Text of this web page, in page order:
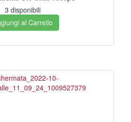
3 disponibili
al Carrello